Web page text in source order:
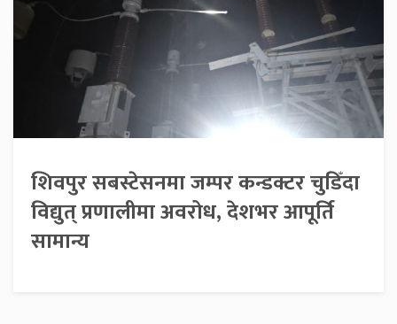
शिवपुर सबस्टेसनमा जम्पर कन्डक्टर चुडिँदा
विद्युत् प्रणालीमा अवरोध, देशभर आपूर्ति
सामान्य